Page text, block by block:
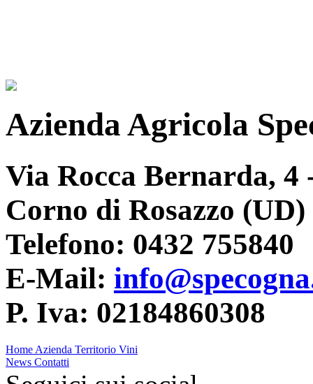
Azienda Agricola
Via Rocca Bernarda, 4
Corno di Rosazzo (UD)
Telefono: 0432 755840
E-Mail:
P. Iva: 02184860308
Home Azienda Territorio Vini
News Contatti